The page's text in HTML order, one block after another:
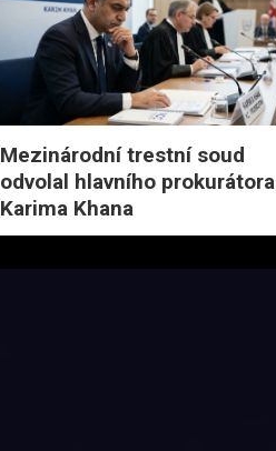
Mezinárodní trestní soud
odvolal hlavního prokurátora
Karima Khana